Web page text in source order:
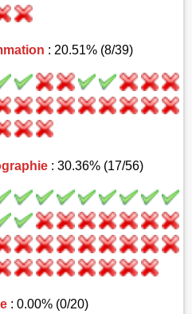
: 20.51% (8/39)
: 30.36% (17/56)
: 0.00% (0/20)